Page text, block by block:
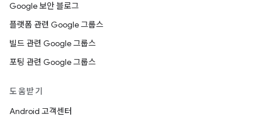
Google 보안 블로그
플랫폼 관련 Google 그룹스
빌드 관련 Google 그룹스
포팅 관련 Google 그룹스
도움받기
Android 고객센터